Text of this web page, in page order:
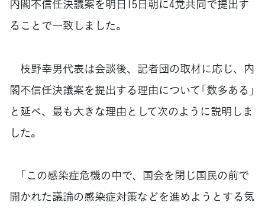
内閣不信任決議案を明日15日朝に4党共同で提出す
ることで一致しました。
枝野幸男代表は会談後、記者団の取材に応じ、内
閣不信任決議案を提出する理由について「数多ある」
と延べ、最も大きな理由として次のように説明しま
した。
「この感染症危機の中で、国会を閉じ国民の前で
開かれた議論の感染症対策などを進めようとする気